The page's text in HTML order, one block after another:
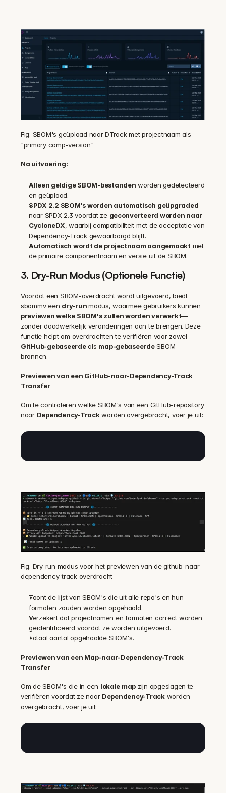
Fig: SBOM's geüpload naar DTrack met projectnaam als
"primary comp-version"
Na uitvoering:
Alleen geldige SBOM-bestanden worden gedetecteerd
en geüpload.
SPDX 2.2 SBOM's worden automatisch geüpgraded
naar SPDX 2.3 voordat ze geconverteerd worden naar
CycloneDX, waarbij compatibiliteit met de acceptatie van
Dependency-Track gewaarborgd blijft.
Automatisch wordt de projectnaam aangemaakt met
de primaire componentnaam en versie uit de SBOM.
3. Dry-Run Modus (Optionele Functie)
Voordat een SBOM-overdracht wordt uitgevoerd, biedt
sbommv een dry-run
previewen welke SBOM's zullen worden verwerkt—
zonder daadwerkelijk veranderingen aan te brengen. Deze
GitHub-gebaseerde als map-gebaseerde SBOM-
bronnen.
Previewen van een GitHub-naar-Dependency-Track
Transfer
Om te controleren welke SBOM's van een GitHub-repository
naar Dependency-Track worden overgebracht, voer je uit:
Fig: Dry-run modus voor het previewen van de github-naar-
dependency-track overdracht
Toont de lijst van SBOM's die uit alle repo's en hun
formaten zouden worden opgehaald.
Verzekert dat projectnamen en formaten correct worden
geïdentificeerd voordat ze worden uitgevoerd.
Totaal aantal opgehaalde SBOM's.
Previewen van een Map-naar-Dependency-Track
Transfer
Om de SBOM's die in een lokale map zijn opgeslagen te
verifiëren voordat ze naar Dependency-Track worden
overgebracht, voer je uit: